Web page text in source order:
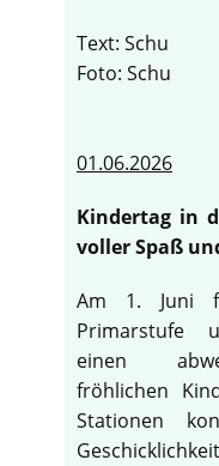
Text: Schu
Foto: Schu
01.06.2026
Kindertag in
voller Spaß
Am 1. Juni
Primarstufe
einen
fröhlichen
Stationen